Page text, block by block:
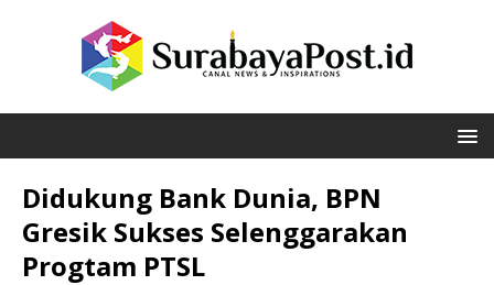
Didukung Bank Dunia, BPN
Gresik Sukses Selenggarakan
Progtam PTSL